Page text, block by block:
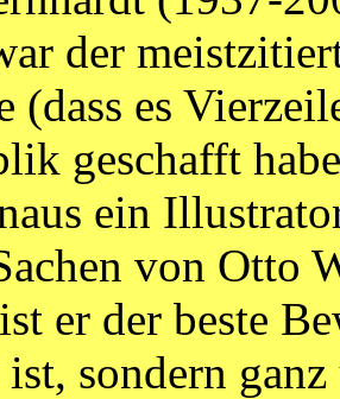
der
(dass es
geschafft
ein
von Otto
er der beste
ist, sondern